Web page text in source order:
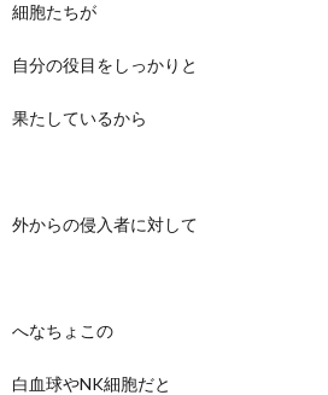
細胞たちが
自分の役目をしっかりと
果たしているから
外からの侵入者に対して
へなちょこの
白血球やNK細胞だと